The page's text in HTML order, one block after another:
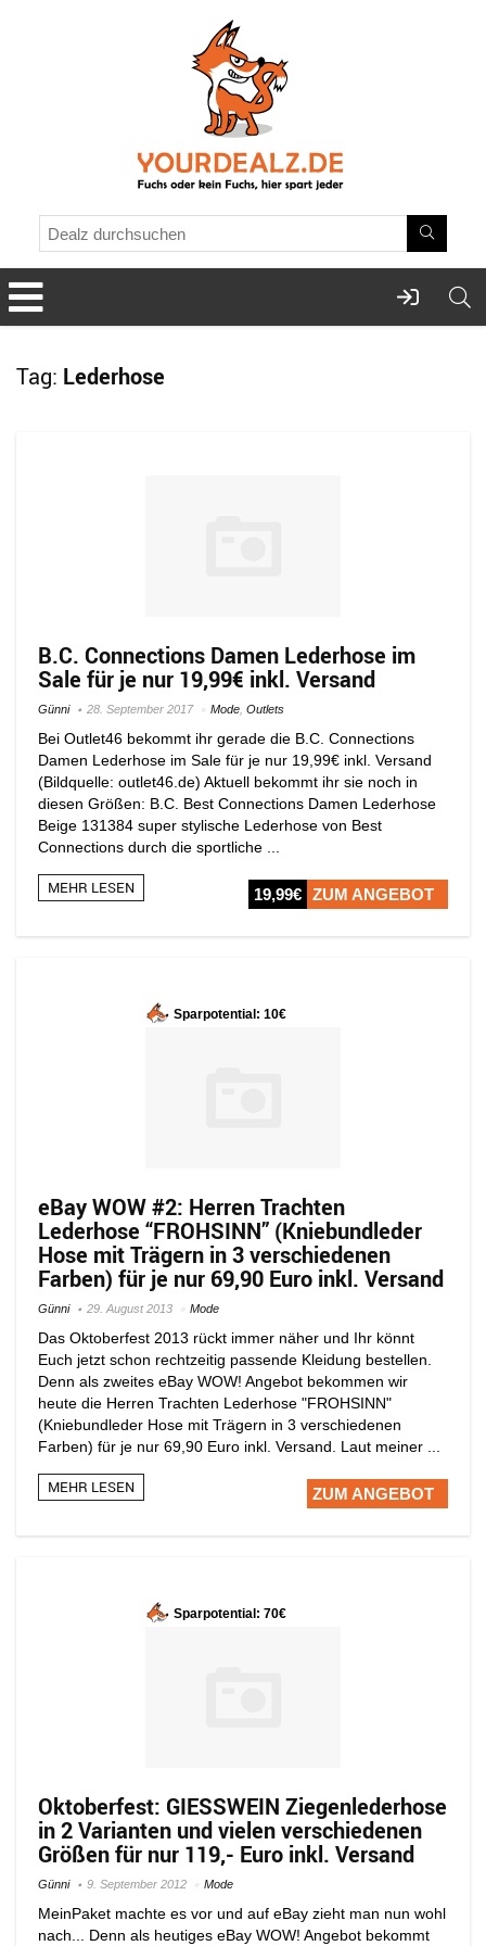
Tag: Lederhose
B.C. Connections Damen Lederhose im
Sale für je nur 19,99€ inkl. Versand
Günni 28. September 2017 Mode Outlets
Bei Outlet46 bekommt ihr gerade die B.C. Connections
Damen Lederhose im Sale für je nur 19,99€ inkl. Versand
(Bildquelle: outlet46.de) Aktuell bekommt ihr sie noch in
diesen Größen: B.C. Best Connections Damen Lederhose
Beige 131384 super stylische Lederhose von Best
Connections durch die sportliche ...
MEHR LESEN 19,99€ ZUM ANGEBOT
Sparpotential: 10€
eBay WOW #2: Herren Trachten
Lederhose “FROHSINN” (Kniebundleder
Hose mit Trägern in 3 verschiedenen
Farben) für je nur 69,90 Euro inkl. Versand
Günni 29. August 2013 Mode
Das Oktoberfest 2013 rückt immer näher und Ihr könnt
Euch jetzt schon rechtzeitig passende Kleidung bestellen.
Denn als zweites eBay WOW! Angebot bekommen wir
heute die Herren Trachten Lederhose "FROHSINN"
(Kniebundleder Hose mit Trägern in 3 verschiedenen
Farben) für je nur 69,90 Euro inkl. Versand. Laut meiner ...
MEHR LESEN ZUM ANGEBOT
Sparpotential: 70€
Oktoberfest: GIESSWEIN Ziegenlederhose
in 2 Varianten und vielen verschiedenen
Größen für nur 119,- Euro inkl. Versand
Günni 9. September 2012 Mode
MeinPaket machte es vor und auf eBay zieht man nun wohl
nach... Denn als heutiges eBay WOW! Angebot bekommt